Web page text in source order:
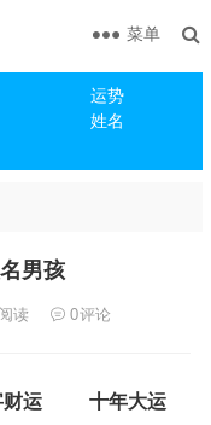
运势
姓名
菜单
男孩
阅读 0评论
财运 十年大运